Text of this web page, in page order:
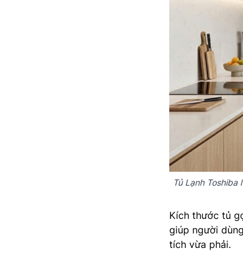
Tủ Lạnh
Kích thước tủ
giúp người
tích vừa phải.